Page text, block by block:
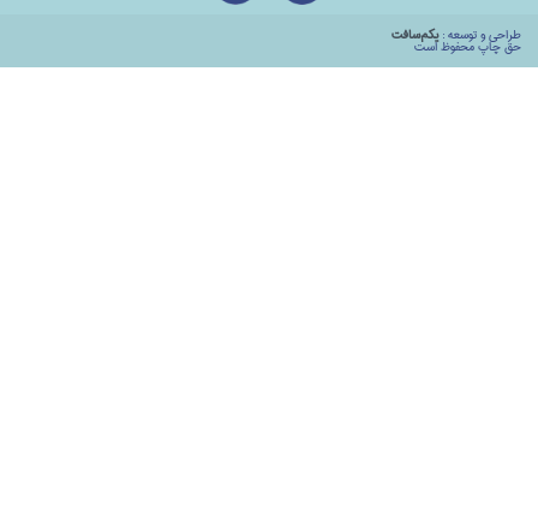
طراحي و توسعه : يكم‌سافت
حق چاپ محفوظ است